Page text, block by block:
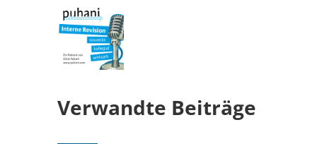
Verwandte Beiträge